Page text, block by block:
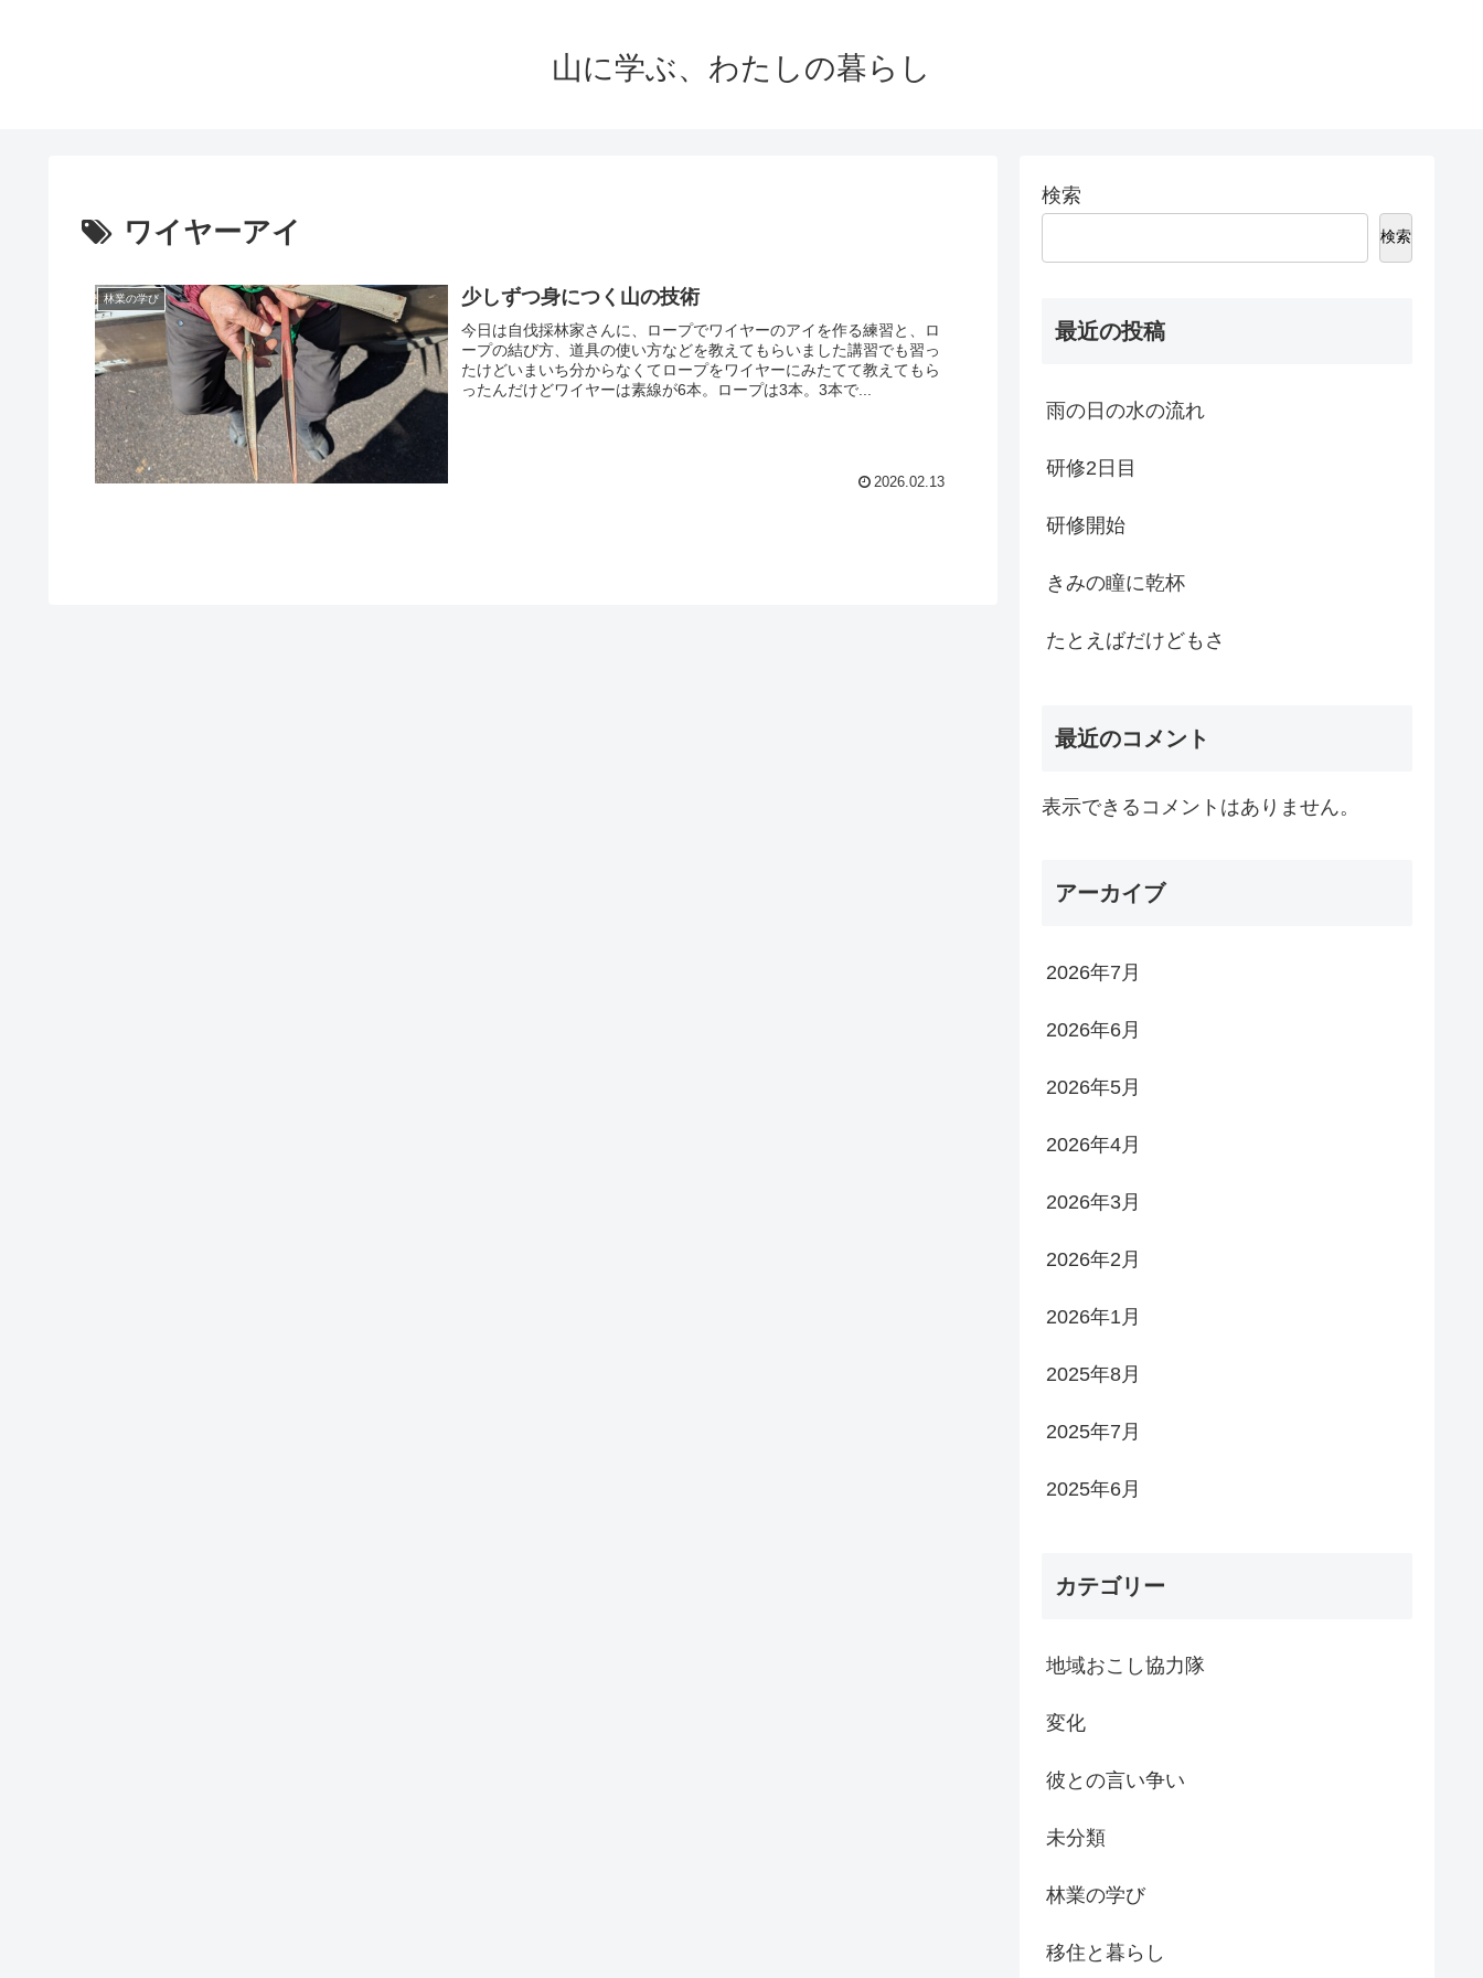
山に学ぶ、わたしの暮らし
ワイヤーアイ
林業の学び 少しずつ身につく山の技術
今日は自伐採林家さんに、ロープでワイヤーのアイを作る練習と、ロ
ープの結び方、道具の使い方などを教えてもらいました講習でも習っ
たけどいまいち分からなくてロープをワイヤーにみたてて教えてもら
ったんだけどワイヤーは素線が6本。ロープは3本。3本で...
2026.02.13
検索
検索
最近の投稿
雨の日の水の流れ
研修2日目
研修開始
きみの瞳に乾杯
たとえばだけどもさ
最近のコメント
表示できるコメントはありません。
アーカイブ
2026年7月
2026年6月
2026年5月
2026年4月
2026年3月
2026年2月
2026年1月
2025年8月
2025年7月
2025年6月
カテゴリー
地域おこし協力隊
変化
彼との言い争い
未分類
林業の学び
移住と暮らし